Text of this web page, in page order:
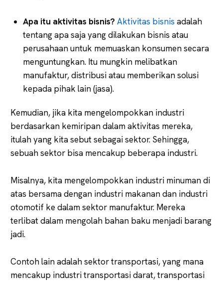
Apa itu aktivitas bisnis? Aktivitas bisnis adalah
tentang apa saja yang dilakukan bisnis atau
perusahaan untuk memuaskan konsumen secara
menguntungkan. Itu mungkin melibatkan
manufaktur, distribusi atau memberikan solusi
kepada pihak lain (jasa).
Kemudian, jika kita mengelompokkan industri
berdasarkan kemiripan dalam aktivitas mereka,
itulah yang kita sebut sebagai sektor. Sehingga,
sebuah sektor bisa mencakup beberapa industri.
Misalnya, kita mengelompokkan industri minuman di
atas bersama dengan industri makanan dan industri
otomotif ke dalam sektor manufaktur. Mereka
terlibat dalam mengolah bahan baku menjadi barang
jadi.
Contoh lain adalah sektor transportasi, yang mana
mencakup industri transportasi darat, transportasi